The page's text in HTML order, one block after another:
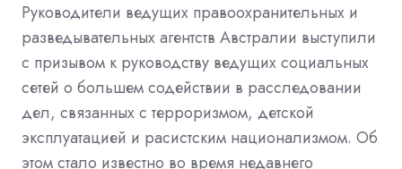
Руководители ведущих правоохранительных и
разведывательных агентств Австралии выступили
с призывом к руководству ведущих социальных
сетей о большем содействии в расследовании
дел, связанных с терроризмом, детской
эксплуатацией и расистским национализмом. Об
этом стало известно во время недавнего